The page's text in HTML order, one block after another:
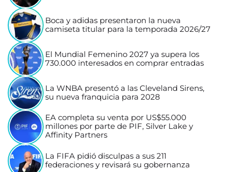
Boca y adidas presentaron la nueva
camiseta titular para la temporada 2026/27
El Mundial Femenino 2027 ya supera los
730.000 interesados en comprar entradas
La WNBA presentó a las Cleveland Sirens,
su nueva franquicia para 2028
EA completa su venta por US$55.000
millones por parte de PIF, Silver Lake y
Affinity Partners
La FIFA pidió disculpas a sus 211
federaciones y revisará su gobernanza